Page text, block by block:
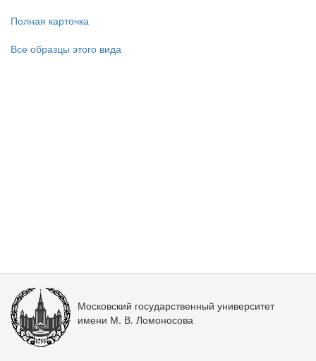
Полная карточка
Все образцы этого вида
Московский государственный университет
имени М. В. Ломоносова